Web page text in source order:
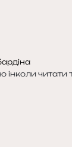
читати